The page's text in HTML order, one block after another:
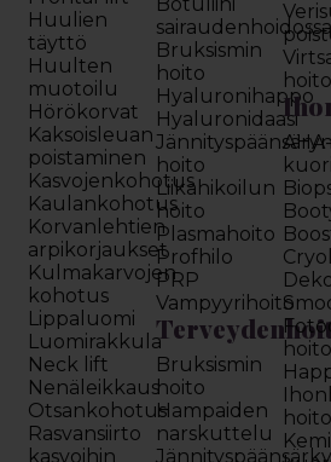
Huulien
täyttö
Huulten
muotoilu
Hörökorvat
Kaksoisleuan
poistaminen
Kasvojenkohotus
Kaulankohotus
Korvanlehtien
arpikorjaukset
Kulmakarvojen
kohotus
Lippaluomi
Luomirakkula
Neck lift
Nenäleikkaus
Otsankohotus
Rasvansiirto
kasvoihin
sairaudenhoidossa
Bruksismin
hoito
Hyaluronihappo
Hyaluronidaasi
Jännityspäänsäryn
hoito
Liikahikoilun
hoito
Plasmahoito
Profhilo
PRP
Vampyyrihoito
Bruksismin
hoito
Hampaiden
narskuttelu
hoito
AHA-
hoito